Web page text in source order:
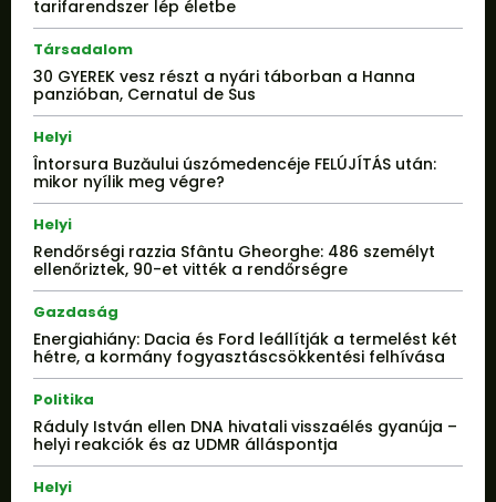
tarifarendszer lép életbe
Társadalom
30 GYEREK vesz részt a nyári táborban a Hanna
panzióban, Cernatul de Sus
Helyi
Întorsura Buzăului úszómedencéje FELÚJÍTÁS után:
mikor nyílik meg végre?
Helyi
Rendőrségi razzia Sfântu Gheorghe: 486 személyt
ellenőriztek, 90-et vitték a rendőrségre
Gazdaság
Energiahiány: Dacia és Ford leállítják a termelést két
hétre, a kormány fogyasztáscsökkentési felhívása
Politika
Ráduly István ellen DNA hivatali visszaélés gyanúja –
helyi reakciók és az UDMR álláspontja
Helyi